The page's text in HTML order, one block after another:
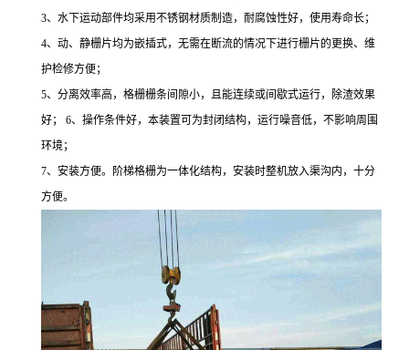
3、水下运动部件均采用不锈钢材质制造，耐腐蚀性好，使用寿命长；
4、动、静栅片均为嵌插式，无需在断流的情况下进行栅片的更换、维
护检修方便；
5、分离效率高，格栅栅条间隙小，且能连续或间歇式运行，除渣效果
好； 6、操作条件好，本装置可为封闭结构，运行噪音低，不影响周围
环境；
7、安装方便。阶梯格栅为一体化结构，安装时整机放入渠沟内，十分
方便。